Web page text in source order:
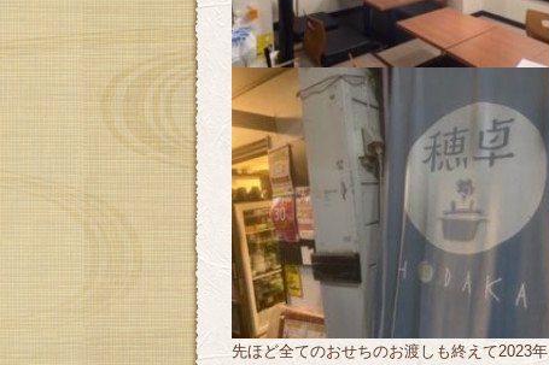
先ほど全てのおせちのお渡しも終えて2023